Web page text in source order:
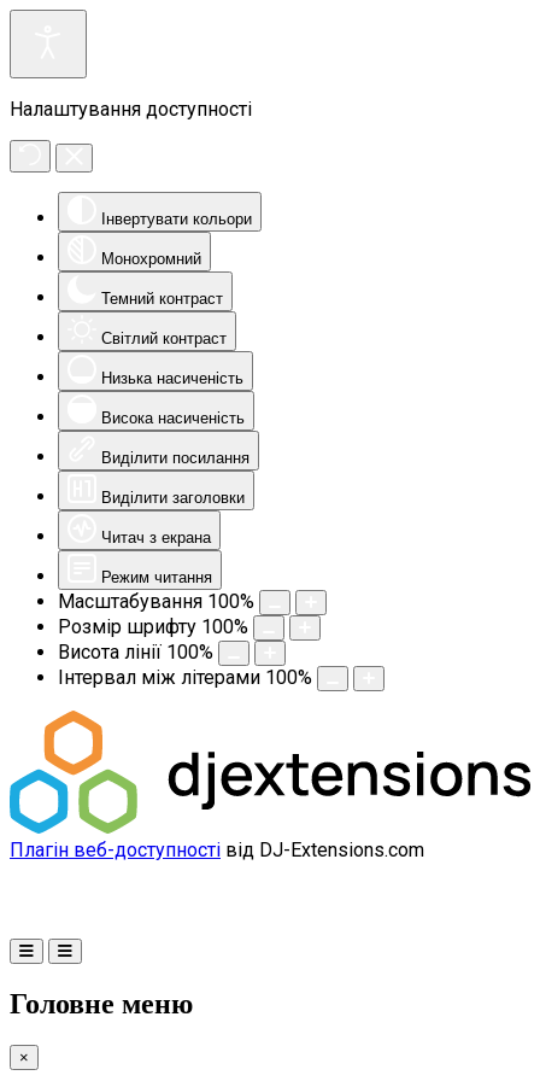
Налаштування доступності
Інвертувати кольори
Монохромний
Темний контраст
Світлий контраст
Низька насиченість
Висока насиченість
Виділити посилання
Виділити заголовки
Читач з екрана
Режим читання
Масштабування 100%
Розмір шрифту 100%
Висота лінії 100%
Інтервал між літерами 100%
Плагін веб-доступності від DJ-Extensions.com
Головне меню
×